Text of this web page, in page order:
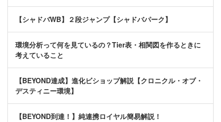
【シャドバWB】２段ジャンプ【シャドバパーク】
環境分析って何を見ているの？Tier表・相関図を作るときに
考えていること
【BEYOND達成】進化ビショップ解説【クロニクル・オブ・
デスティニー環境】
【BEYOND到達！】純連携ロイヤル簡易解説！